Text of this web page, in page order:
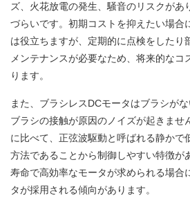
ズ、火花放電の発生、騒音のリスクがあ
づらいです。初期コストを抑えたい場合
は役立ちますが、定期的に点検をしたり
メンテナンスが必要なため、将来的なコ
ります。
また、ブラシレスDCモータはブラシが
ブラシの接触が原因のノイズが起きませ
に比べて、正弦波駆動と呼ばれる静かで
方法であることから制御しやすい特徴が
寿命で高効率なモータが求められる場合
タが採用される傾向があります。